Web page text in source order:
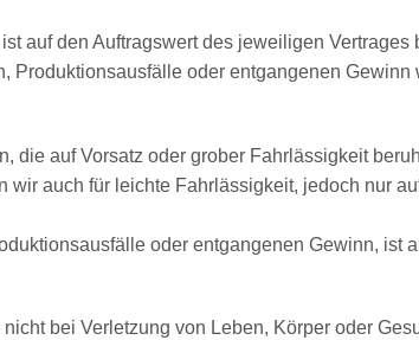
auf den Auftragswert des jeweiligen Vertrages
Produktionsausfälle oder entgangenen Gewinn
die auf Vorsatz oder grober Fahrlässigkeit
wir auch für leichte Fahrlässigkeit, jedoch nur
oder entgangenen Gewinn, ist
bei Verletzung von Leben, Körper oder